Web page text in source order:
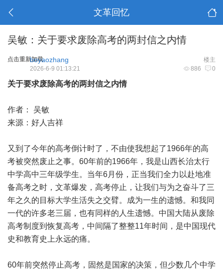
文革回忆
吴敏：关于要求废除高考的两封信之内情
点击重新加载 楼主
boyaozhang
886 0
2026-6-9 01:13:21
关于要求废除高考的两封信之内情
作者： 吴敏
来源：好人吉祥
又到了今年的高考倒计时了，不由使我想起了1966年的高
考被突然废止之事。60年前的1966年，我是山西长治太行
中学高中三年级学生。当年6月份，正当我们全力以赴地准
备高考之时，文革爆发，高考停止，让我们与为之奋斗了三
年之久的目标大学生活失之交臂。成为一生的遗憾。和我同
一代的许多老三届，也有同样的人生遗憾。中国大陆从废除
高考制度到恢复高考，中间隔了整整11年时间，是中国现代
史和教育史上永远的痛。
60年前突然停止高考，固然是国家的决策，但少数几个中学